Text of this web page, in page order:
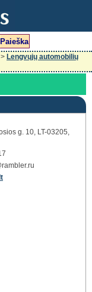
> Lengvųjų automobilių
g. 10, LT-03205,